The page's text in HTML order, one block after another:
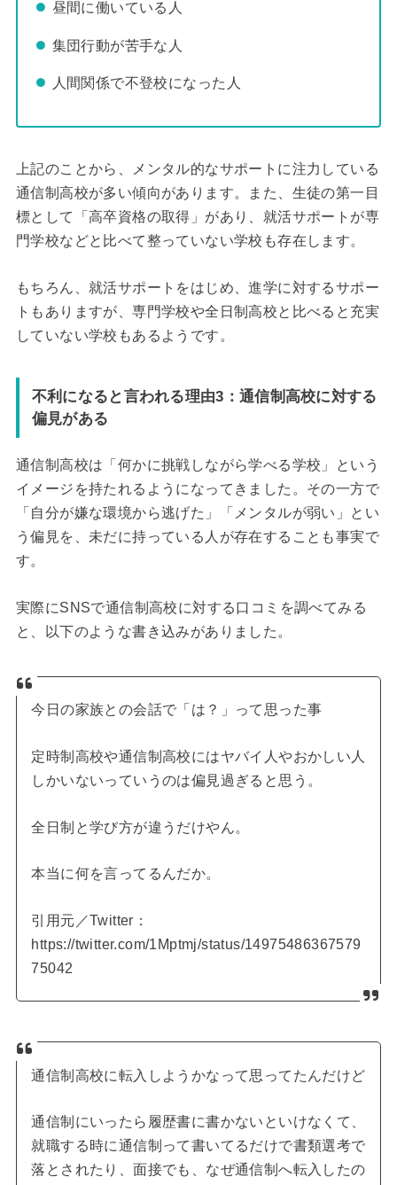
昼間に働いている人
集団行動が苦手な人
人間関係で不登校になった人
上記のことから、メンタル的なサポートに注力している
通信制高校が多い傾向があります。また、生徒の第一目
標として「高卒資格の取得」があり、就活サポートが専
門学校などと比べて整っていない学校も存在します。
もちろん、就活サポートをはじめ、進学に対するサポー
トもありますが、専門学校や全日制高校と比べると充実
していない学校もあるようです。
不利になると言われる理由3：通信制高校に対する
偏見がある
通信制高校は「何かに挑戦しながら学べる学校」という
イメージを持たれるようになってきました。その一方で
「自分が嫌な環境から逃げた」「メンタルが弱い」とい
う偏見を、未だに持っている人が存在することも事実で
す。
実際にSNSで通信制高校に対する口コミを調べてみる
と、以下のような書き込みがありました。
今日の家族との会話で「は？」って思った事
定時制高校や通信制高校にはヤバイ人やおかしい人
しかいないっていうのは偏見過ぎると思う。
全日制と学び方が違うだけやん。
本当に何を言ってるんだか。
引用元／Twitter：
https://twitter.com/1Mptmj/status/14975486367579
75042
通信制高校に転入しようかなって思ってたんだけど
通信制にいったら履歴書に書かないといけなくて、
就職する時に通信制って書いてるだけで書類選考で
落とされたり、面接でも、なぜ通信制へ転入したの